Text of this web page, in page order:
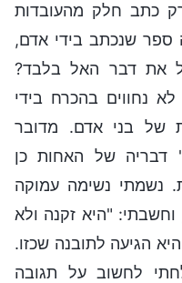
רק כתב חלק מהעובדות
ספר שנכתב בידי אדם,
את דבר האל בלבד?
נחווים בהכרח בידי
של בני אדם. מדובר
דבריה של האחות כן
נשמתי נשימה עמוקה
וחשבתי: "היא זקנה ולא
הגיעה לתובנה שכזו.
לחשוב על תגובה